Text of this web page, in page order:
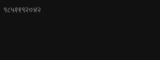
९८५११९२०४२